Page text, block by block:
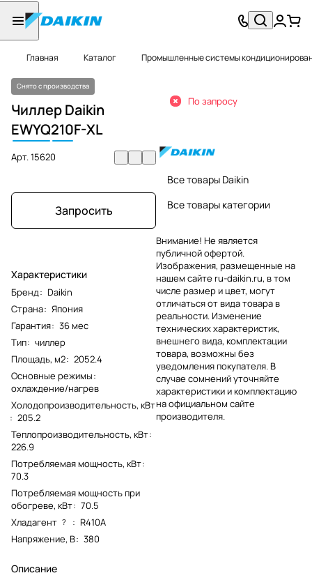
Главная Каталог Промышленные системы
Снято с производства
Чиллер Daikin
EWYQ210F-XL
Арт.15620
Запросить
Характеристики
Бренд: Daikin
Страна: Япония
Гарантия: 36 мес
Тип: чиллер
Площадь, м2: 2052.4
Основные режимы:
охлаждение/нагрев
Холодопроизводительность, кВт
: 205.2
Теплопроизводительность, кВт:
226.9
Потребляемая мощность, кВт:
70.3
Потребляемая мощность при
обогреве, кВт: 70.5
Хладагент ? : R410A
Напряжение, В: 380
Описание
По запросу
Все товары Daikin
Все товары категории
Внимание! Не является
публичной офертой.
Изображения, размещенные на
нашем сайте ru-daikin.ru, в том
числе размер и цвет, могут
отличаться от вида товара в
реальности. Изменение
технических характеристик,
внешнего вида, комплектации
товара, возможны без
уведомления покупателя. В
случае сомнений уточняйте
характеристики и комплектацию
на официальном сайте
производителя.